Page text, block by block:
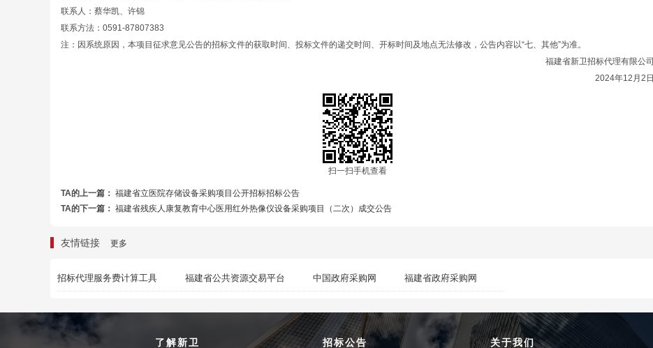
联系人：蔡华凯、许锦
联系方法：0591-87807383
注：因系统原因，本项目征求意见公告的招标文件的获取时间、投标文件的递交时间、开标时间及地点无法修改，公告内容以“七、其他”为准。
福建省新卫招标代理有限公司
2024年12月2日
扫一扫手机查看
TA的上一篇： 福建省立医院存储设备采购项目公开招标招标公告
TA的下一篇： 福建省残疾人康复教育中心医用红外热像仪设备采购项目（二次）成交公告
友情链接 更多
招标代理服务费计算工具 福建省公共资源交易平台 中国政府采购网 福建省政府采购网
了解新卫 招标公告 关于我们